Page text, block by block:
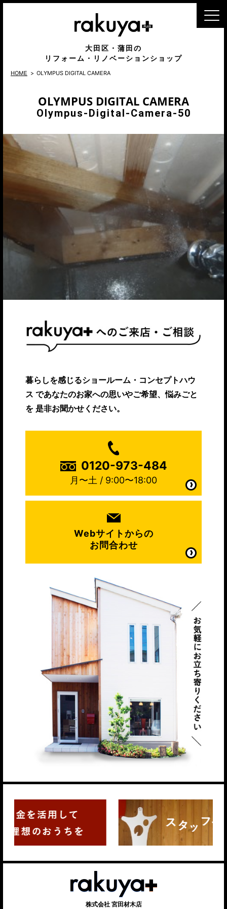
大田区・蒲田の
リフォーム・リノベーションショップ
MENU
HOME OLYMPUS DIGITAL CAMERA
OLYMPUS DIGITAL CAMERA
Olympus-Digital-Camera-50
暮らしを感じるショールーム・コンセプトハウ
ス であなたのお家への思いやご希望、悩みごと
を 是非お聞かせください。
0120-973-484
月〜土 / 9:00〜18:00
Webサイトからの
お問合わせ
株式会社 宮田材木店